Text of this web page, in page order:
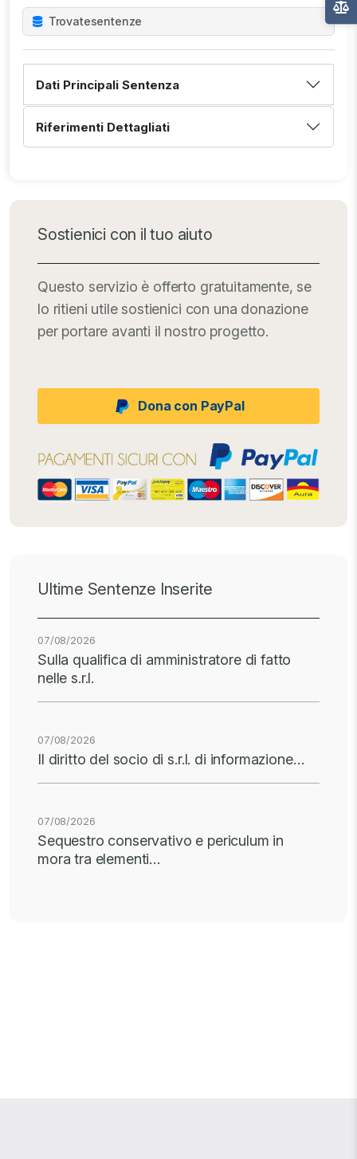
Trovatesentenze
Dati Principali Sentenza
Riferimenti Dettagliati
Sostienici con il tuo aiuto
Questo servizio è offerto gratuitamente, se
lo ritieni utile sostienici con una donazione
per portare avanti il nostro progetto.
Dona con PayPal
Ultime Sentenze Inserite
07/08/2026
Sulla qualifica di amministratore di fatto
nelle s.r.l.
07/08/2026
Il diritto del socio di s.r.l. di informazione…
07/08/2026
Sequestro conservativo e periculum in
mora tra elementi…